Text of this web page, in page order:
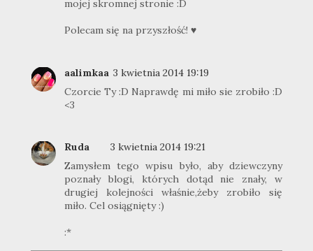
mojej skromnej stronie :D
Polecam się na przyszłość! ♥
aalimkaa 3 kwietnia 2014 19:19
Czorcie Ty :D Naprawdę mi miło sie zrobiło :D
<3
Ruda
3 kwietnia 2014 19:21
Zamysłem tego wpisu było, aby dziewczyny
poznały blogi, których dotąd nie znały, w
drugiej kolejności właśnie,żeby zrobiło się
miło. Cel osiągnięty :)
:*